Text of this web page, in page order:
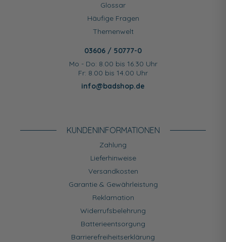
Glossar
Häufige Fragen
Themenwelt
03606 / 50777-0
Mo - Do: 8.00 bis 16.30 Uhr
Fr: 8.00 bis 14.00 Uhr
info@badshop.de
KUNDEN­INFORMATIONEN
Zahlung
Lieferhinweise
Versandkosten
Garantie & Gewährleistung
Reklamation
Widerrufsbelehrung
Batterieentsorgung
Barrierefreiheitserklärung